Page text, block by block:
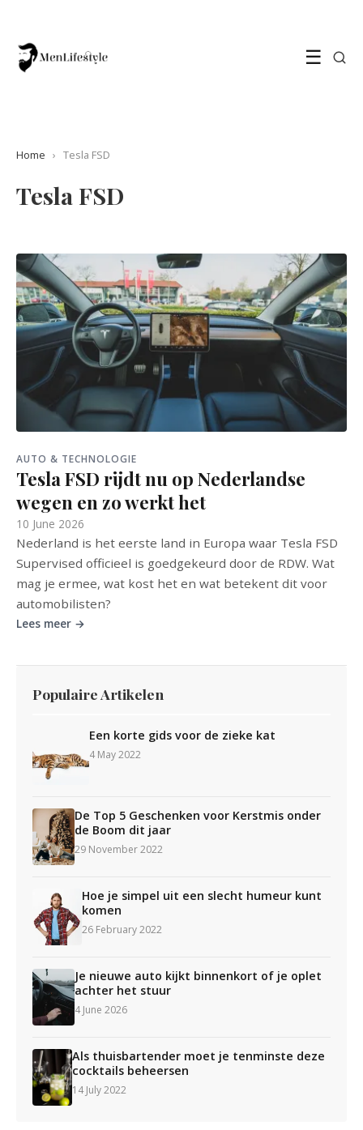
☰
Home › Tesla FSD
Tesla FSD
AUTO & TECHNOLOGIE
Tesla FSD rijdt nu op Nederlandse
wegen en zo werkt het
10 June 2026
Nederland is het eerste land in Europa waar Tesla FSD
Supervised officieel is goedgekeurd door de RDW. Wat
mag je ermee, wat kost het en wat betekent dit voor
automobilisten?
Lees meer →
Populaire Artikelen
Een korte gids voor de zieke kat
4 May 2022
De Top 5 Geschenken voor Kerstmis onder
de Boom dit jaar
29 November 2022
Hoe je simpel uit een slecht humeur kunt
komen
26 February 2022
Je nieuwe auto kijkt binnenkort of je oplet
achter het stuur
4 June 2026
Als thuisbartender moet je tenminste deze
cocktails beheersen
14 July 2022